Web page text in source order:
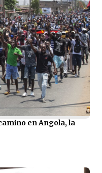
en Angola, la